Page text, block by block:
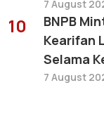
7 August
10
BNPB
Kearifan
Selama
7 August